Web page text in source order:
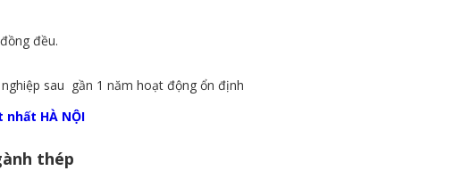
đều.
sau gần 1 năm hoạt động ổn định
HÀ NỘI
thép